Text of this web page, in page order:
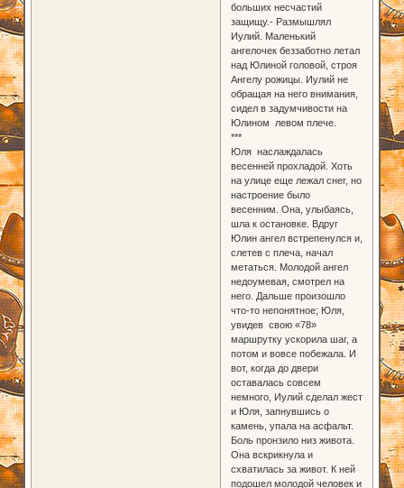
больших несчастий
защищу.- Размышлял
Иулий. Маленький
ангелочек беззаботно летал
над Юлиной головой, строя
Ангелу рожицы. Иулий не
обращая на него внимания,
сидел в задумчивости на
Юлином левом плече.
***
Юля наслаждалась
весенней прохладой. Хоть
на улице еще лежал снег, но
настроение было
весенним. Она, улыбаясь,
шла к остановке. Вдруг
Юлин ангел встрепенулся и,
слетев с плеча, начал
метаться. Молодой ангел
недоумевая, смотрел на
него. Дальше произошло
что-то непонятное; Юля,
увидев свою «78»
маршрутку ускорила шаг, а
потом и вовсе побежала. И
вот, когда до двери
оставалась совсем
немного, Иулий сделал жест
и Юля, запнувшись о
камень, упала на асфальт.
Боль пронзило низ живота.
Она вскрикнула и
схватилась за живот. К ней
подошел молодой человек и